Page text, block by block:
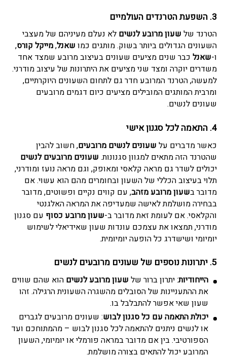
3. השפעת הטרנדים העולמיים
הטרנד של שעון מרובע לנשים לא נעלם מעיניהם של מעצבי
השעונים הגדולים ביותר בשוק. מותגים כמו שאנל,מייקל קורס,
ו-שאנלכבר שנים מציעים שעונים בעיצוב מרובע שמצד אחד
משדרים יוקרה ומצד שני מציעים את היתרונות של עיצוב מודרני.
למעשה, הטרנד המרובע חדר גם לתחום השעונים היוקרתיים,
ומרבית המותגים המובילים מציעים כיום דגמים מרובעים
שעונים לנשים.
4. התאמה לכל סגנון אישי
כאשר מדברים על שעונים לנשים מרובעים, חשוב להבין
שהטרנד הזה מתאים למגוון סגנונות. שעונים מרובעים לנשים
יכולים לשדר גם מראה קלאסי ומאופק, וגם מראה נועז ומודרני,
תלוי בעיצוב הכללי של השעון ובחומרים מהם הוא עשוי. אם
מדובר בשעון מרובע מזהב, עם קווים נקיים ופשוטים, מדובר
בבחירה מושלמת לאישה שמעדיפה את המראה האלגנטי
והקלאסי. אם לעומת זאת מדובר ב-שעון מרובע כסוף עם סגנון
מודרני, תמצאו את עצמכם עונדות שעון שאידיאלי לשימוש
יומיומי ושישדרג כל הופעה יומיומית.
5. יתרונות נוספים של שעונים מרובעים לנשים
הייחודיות: יתרון ברור של שעון מרובע לנשים הוא שהם שווים
את ההתעניינות של הסובלים מהשגרה השעונית הרגילה. זהו
שעון שאי אפשר להתבלבל בו.
יכולת התאמה עם כל סגנון לבוש: שעונים מרובעים לגברים
או לנשים ניתנים להתאמה לכל סגנון לבוש – מהמתוחכם ועד
הספורטיבי. בין אם מדובר במראה פורמלי או יומיומי, השעון
המרובע יכול להתאים בצורה מושלמת.